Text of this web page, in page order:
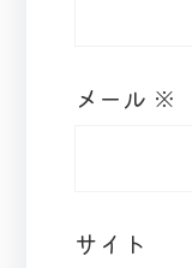
メール ※
サイト